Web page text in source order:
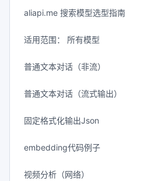
aliapi.me 搜索模型选型指南
适用范围： 所有模型
普通文本对话（非流）
普通文本对话（流式输出）
固定格式化输出Json
embedding代码例子
视频分析（网络）